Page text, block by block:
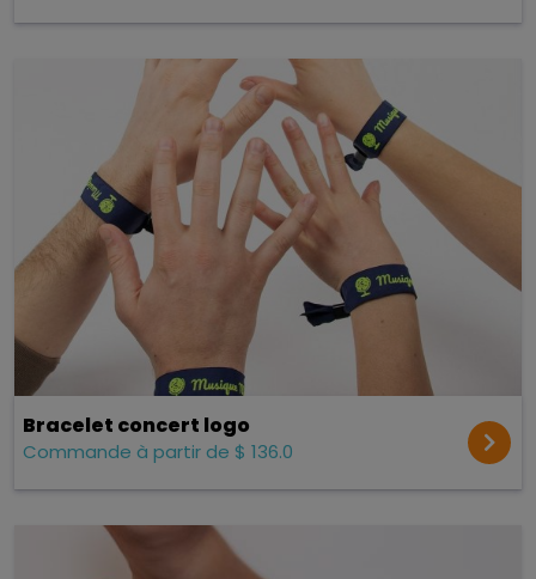
Bracelet concert logo
Commande à partir de $ 136.0